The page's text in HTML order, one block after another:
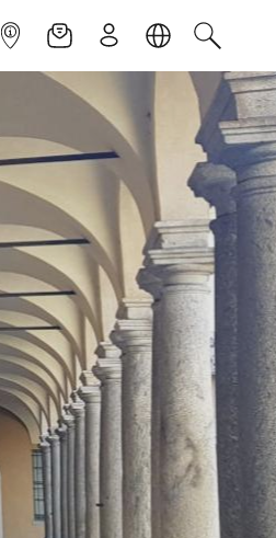
INFOPOINTNEWSLETTER
ISCRIVITILINGUACERCA